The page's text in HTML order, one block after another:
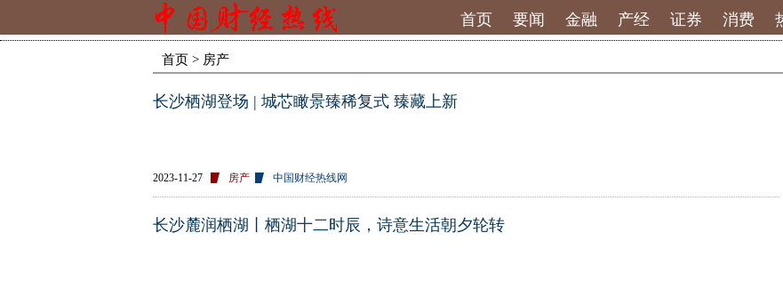
首页 要闻 金融 产经 证券 消费
首页 > 房产
长沙栖湖登场 | 城芯瞰景臻稀复式 臻藏上新
2023-11-27 房产 中国财经热线网
长沙麓润栖湖丨栖湖十二时辰，诗意生活朝夕轮转